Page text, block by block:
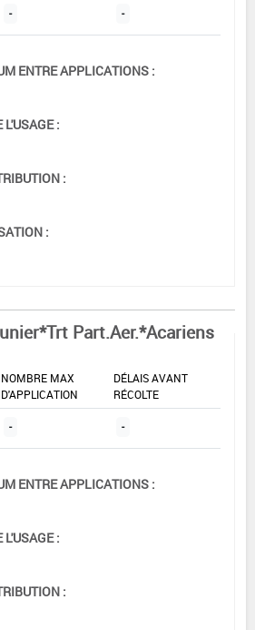
- -
ENTRE APPLICATIONS :
L'USAGE :
:
:
Part.Aer.*Acariens
NOMBRE MAX
D'APPLICATION
DÉLAIS AVANT
RÉCOLTE
- -
ENTRE APPLICATIONS :
L'USAGE :
: